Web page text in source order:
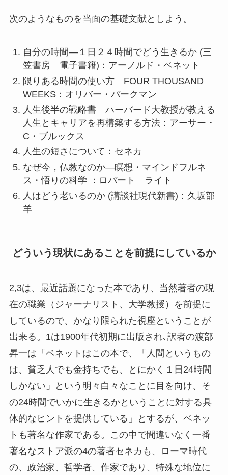
次のようなものを当面の基礎文献としよう。
自分の時間―１日２４時間でどう生きるか (三
笠書房 電子書籍)：アーノルド・ベネット
限りある時間の使い方 FOUR THOUSAND
WEEKS：オリバー・バークマン
人生後半の戦略書 ハーバード大教授が教える
人生とキャリアを再構築する方法：アーサー・
C・ブルックス
人生の短さについて：セネカ
なぜ今，仏教なのか―瞑想・マインドフルネ
ス・悟りの科学 ：ロバート ライト
人はどう老いるのか (講談社現代新書)：久坂部
羊
どういう現状にあることを前提にしているか
2,3は、最近話題になった本であり、当然著者の現
在の職業（ジャーナリスト、大学教授）を前提に
しているので、かなり限られた視座ということが
出来る。1は1900年代初期に出版され､訳者の渡部
昇一は「ベネットはこの本で、「人間というもの
は、貧乏人でも金持ちでも、とにかく１日24時間
しかない」という明々白々なことに目を向け、そ
の24時間でいかに生きるかということに対する具
体的なヒントを提供している」とするが、ベネッ
トも著名な作家である。この中で間違いなく一番
著名なストア派の4の著者セネカも、ローマ時代
の、政治家、哲学者、作家であり、特殊な地位に